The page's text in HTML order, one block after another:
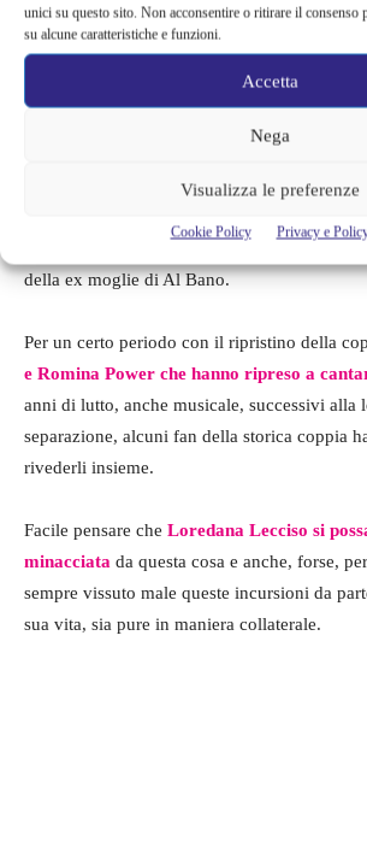
unici su questo sito. Non acconsentire o ritirare il consenso
su alcune caratteristiche e funzioni.
Accetta
Nega
Visualizza le preferenze
Cookie Policy Privacy e
problemi e questa fonte ha aggiunto:
“Con
intralciare il lavoro di un’altra persona, che
liberamente e rischia di perdere opportunità
in qualche modo, ciò che è sicuro è
minacciata già in passato da uscite di questo
della ex moglie di Al Bano.
Per un certo periodo con il ripristino della
e Romina Power che hanno ripreso a
anni di lutto, anche musicale, successivi alla
separazione, alcuni fan della storica coppia
rivederli insieme.
Facile pensare che Loredana Lecciso si
minacciata da questa cosa e anche, forse,
sempre vissuto male queste incursioni da
sua vita, sia pure in maniera collaterale.